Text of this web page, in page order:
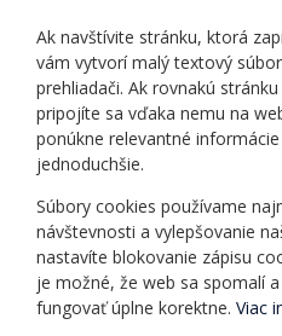
Vnútorný poriadok
Ponuka jazykov
Informácie o kurzoch
Online testy
Ako si vybrať a kúpiť
kurz
Príspevky
Ak navštívite stránku, ktorá
vám vytvorí malý textový
prehliadači. Ak rovnakú
pripojíte sa vďaka nemu na
ponúkne relevantné
jednoduchšie.
Súbory cookies používame
návštevnosti a vylepšovanie
nastavíte blokovanie zápisu
je možné, že web sa spomalí
fungovať úplne korektne. Viac